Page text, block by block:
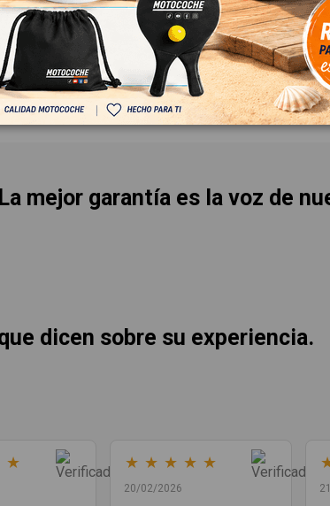
La mejor garantía es la voz de
dicen sobre su experiencia.
★ ★ ★ ★ ★ ★
20/02/2026